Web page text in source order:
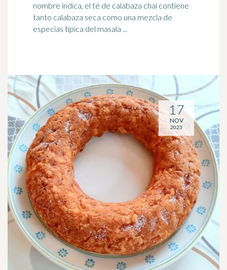
nombre indica, el té de calabaza chai contiene
tanto calabaza seca como una mezcla de
especias típica del masala ...
17
NOV
2023